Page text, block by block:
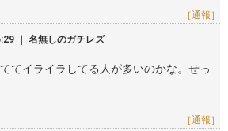
［通報］
｜ 名無しのガチレズ
てイライラしてる人が多いのかな。せっ
［通報］